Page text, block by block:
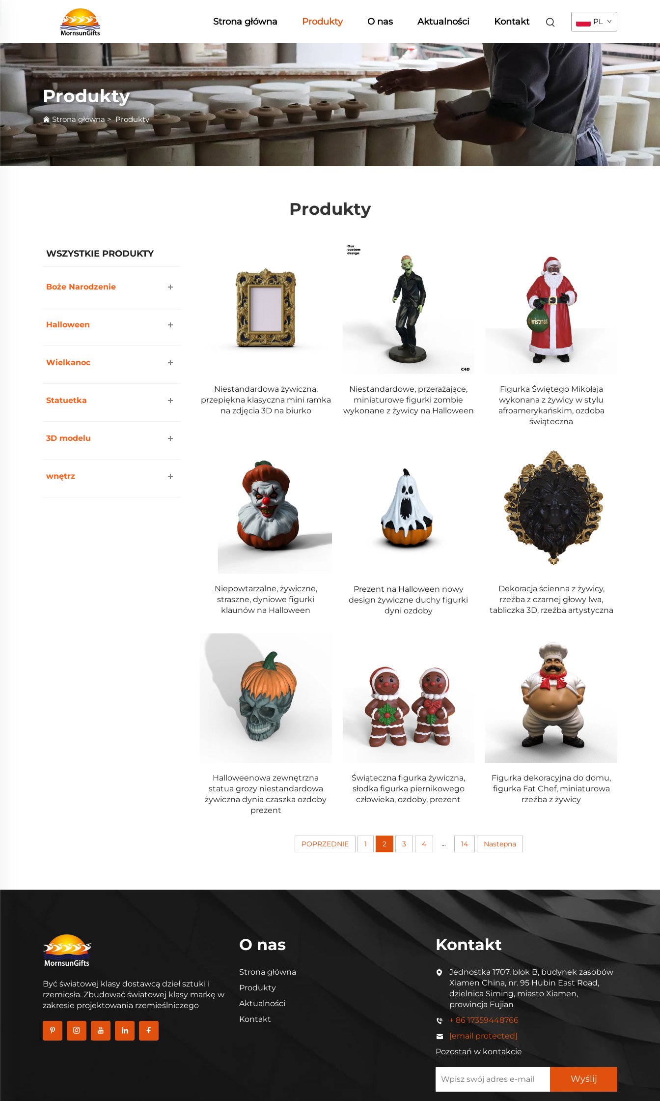
Strona główna Produkty O nas Aktualności Kontakt PL
Produkty
Strona główna >Produkty
Produkty
WSZYSTKIE PRODUKTY
Boże Narodzenie
Halloween
Wielkanoc
Statuetka
3D modelu
wnętrz
Niestandardowa żywiczna,
przepiękna klasyczna mini ramka
na zdjęcia 3D na biurko
Niestandardowe, przerażające,
miniaturowe figurki zombie
wykonane z żywicy na Halloween
Figurka Świętego Mikołaja
wykonana z żywicy w stylu
afroamerykańskim, ozdoba
świąteczna
Niepowtarzalne, żywiczne,
straszne, dyniowe figurki
klaunów na Halloween
Prezent na Halloween nowy
design żywiczne duchy figurki
dyni ozdoby
Dekoracja ścienna z żywicy,
rzeźba z czarnej głowy lwa,
tabliczka 3D, rzeźba artystyczna
Halloweenowa zewnętrzna
statua grozy niestandardowa
żywiczna dynia czaszka ozdoby
prezent
Świąteczna figurka żywiczna,
słodka figurka piernikowego
człowieka, ozdoby, prezent
Figurka dekoracyjna do domu,
figurka Fat Chef, miniaturowa
rzeźba z żywicy
POPRZEDNIE 1 2 3 4 ... 14 Nastepna
Być światowej klasy dostawcą dzieł sztuki i
rzemiosła. Zbudować światowej klasy markę w
zakresie projektowania rzemieślniczego
O nas
Strona główna
Produkty
Aktualności
Kontakt
Kontakt
Jednostka 1707, blok B, budynek zasobów
Xiamen China, nr. 95 Hubin East Road,
dzielnica Siming, miasto Xiamen,
prowincja Fujian
+ 86 17359448766
[email protected]
Pozostań w kontakcie
Wyślij